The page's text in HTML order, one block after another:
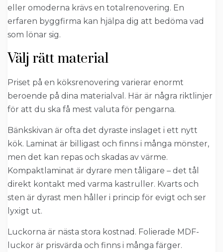
eller omoderna krävs en totalrenovering. En
erfaren byggfirma kan hjälpa dig att bedöma vad
som lönar sig.
Välj rätt material
Priset på en köksrenovering varierar enormt
beroende på dina materialval. Här är några riktlinjer
för att du ska få mest valuta för pengarna.
Bänkskivan är ofta det dyraste inslaget i ett nytt
kök. Laminat är billigast och finns i många mönster,
men det kan repas och skadas av värme.
Kompaktlaminat är dyrare men tåligare – det tål
direkt kontakt med varma kastruller. Kvarts och
sten är dyrast men håller i princip för evigt och ser
lyxigt ut.
Luckorna är nästa stora kostnad. Folierade MDF-
luckor är prisvärda och finns i många färger.